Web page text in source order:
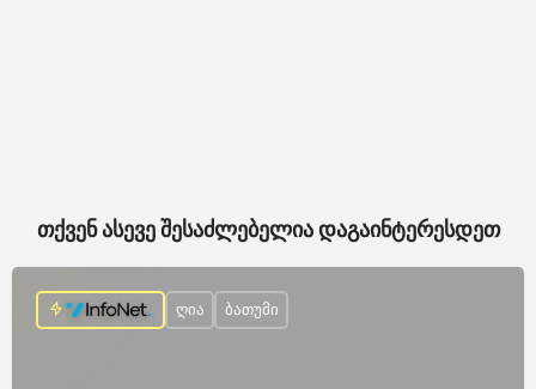
თქვენ ასევე შესაძლებელია დაგაინტერესდეთ
ღია ბათუმი